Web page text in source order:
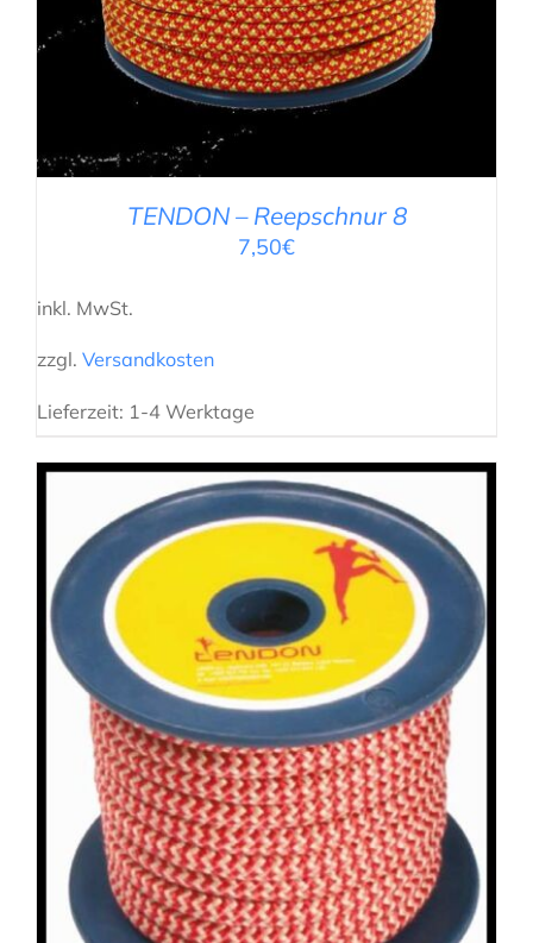
TENDON – Reepschnur 8
7,50€
inkl. MwSt.
zzgl. Versandkosten
Lieferzeit: 1-4 Werktage
IN DEN WARENKORB / DETAILS